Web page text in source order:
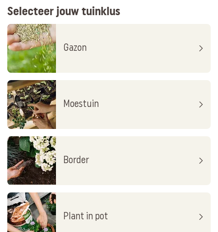
Selecteer jouw tuinklus
Gazon
Moestuin
Border
Plant in pot